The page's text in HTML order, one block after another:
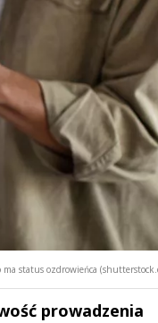
status ozdrowieńca
prowadzenia